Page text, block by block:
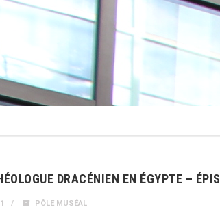
DRACÉNIEN EN ÉGYPTE –
PÔLE MUSÉAL